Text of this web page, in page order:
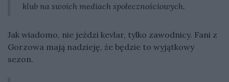
klub na swoich mediach społecznościowych.
Jak wiadomo, nie jeździ kevlar, tylko zawodnicy. Fani z
Gorzowa mają nadzieję, że będzie to wyjątkowy
sezon.